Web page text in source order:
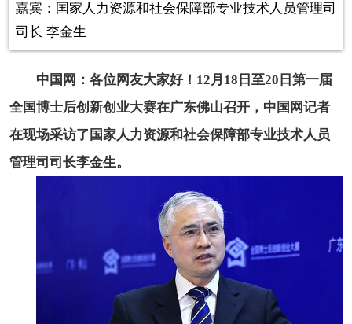
嘉宾：国家人力资源和社会保障部专业技术人员管理司
司长 李金生
中国网：各位网友大家好！12月18日至20日第一届
全国博士后创新创业大赛在广东佛山召开，中国网记者
在现场采访了国家人力资源和社会保障部专业技术人员
管理司司长李金生。